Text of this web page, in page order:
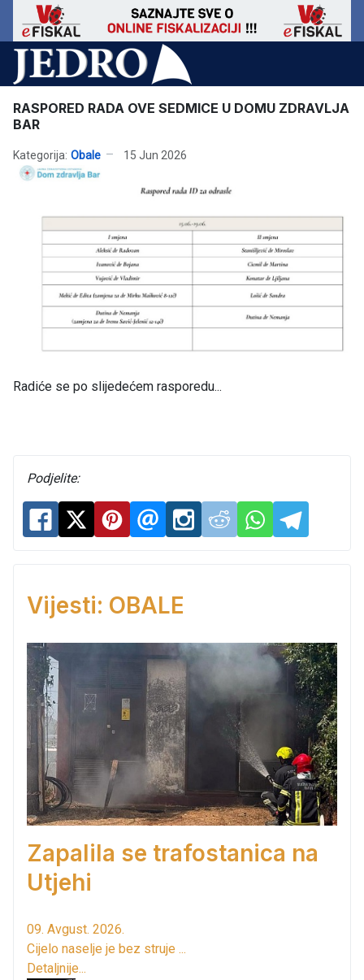
RASPORED RADA OVE SEDMICE U DOMU ZDRAVLJA
BAR
Kategorija: Obale 15 Jun 2026
Radiće se po slijedećem rasporedu...
Podjelite:
Vijesti: OBALE
Zapalila se trafostanica na
Utjehi
09. Avgust. 2026.
Cijelo naselje je bez struje ...
Detaljnije...